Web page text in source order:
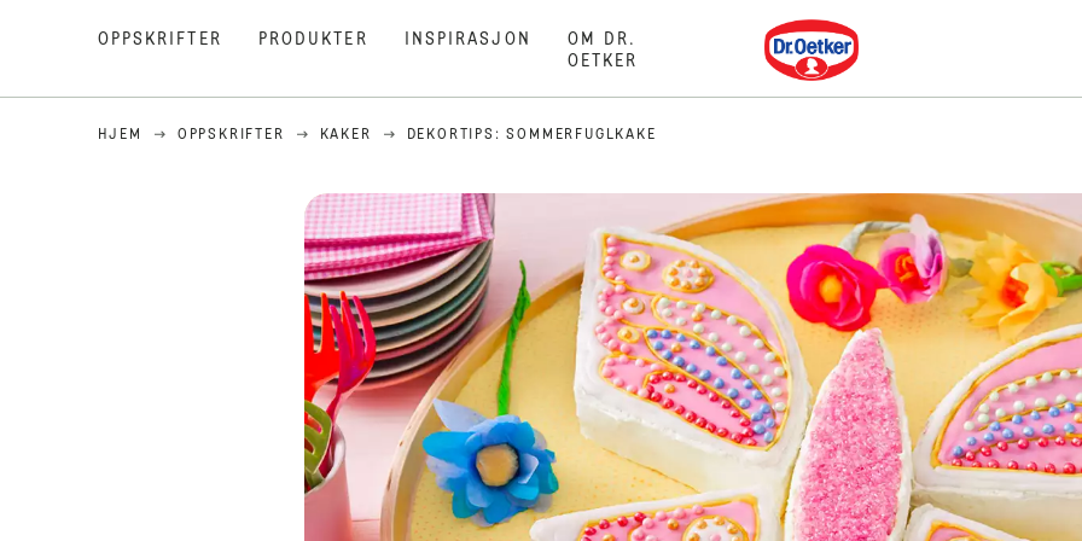
OPPSKRIFTER PRODUKTER INSPIRASJON
OM DR.
OETKER
Dr. Oetker
HJEM OPPSKRIFTER KAKER DEKORTIPS: SOMMERFUGLKAKE